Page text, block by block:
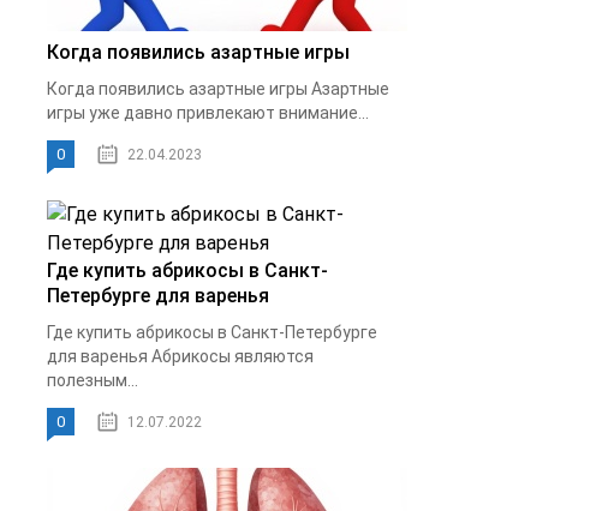
Когда появились азартные игры
Когда появились азартные игры Азартные
игры уже давно привлекают внимание...
0 22.04.2023
Где купить абрикосы в Санкт-
Петербурге для варенья
Где купить абрикосы в Санкт-Петербурге
для варенья Абрикосы являются
полезным...
0 12.07.2022